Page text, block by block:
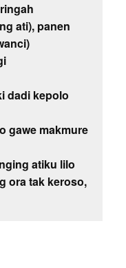
ati), panen
dadi kepolo
gawe makmure
atiku lilo
ora tak keroso,